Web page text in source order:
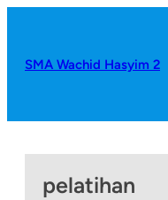
SMA Wachid Hasyim 2
pelatihan